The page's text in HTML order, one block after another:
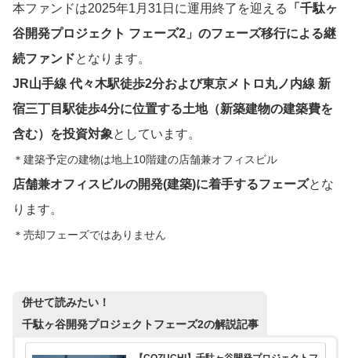
本ファンドは2025年1月31日に運用終了を迎える 「 千駄ヶ
谷開発プロジェクト フェーズ2」のフェーズ移行による継
続ファンドとなります。
JR山手線 代々木駅徒歩2分および東京メトロ丸ノ内線 新
宿三丁目駅徒歩4分に位置する土地（新築建物の建築費を
含む）を投資対象としています。
＊建築予定の建物は地上10階建の店舗兼オフィスビル
店舗兼オフィスビルの開発(建築)に着手するフェーズとな
ります。
＊売却フェーズではありません
併せて読みたい！
千駄ヶ谷開発プロジェクトフェーズ2の解説記事